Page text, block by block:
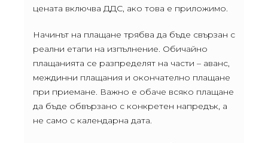
цената включва ДДС, ако това е приложимо.
Начинът на плащане трябва да бъде свързан с
реални етапи на изпълнение. Обичайно
плащанията се разпределят на части – аванс,
междинни плащания и окончателно плащане
при приемане. Важно е обаче всяко плащане
да бъде обвързано с конкретен напредък, а
не само с календарна дата.